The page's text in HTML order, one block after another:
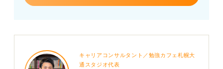
キャリアコンサルタント／勉強カフェ札幌大
通スタジオ代表